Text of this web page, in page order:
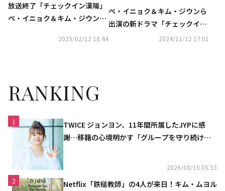
放送終了「チェックイン漢陽」
ペ・イニョク＆キム・ジウンら
2025/02/12 18:44
ペ・イニョク＆キム・ジウンら
出演の新ドラマ「チェックイン
漢陽」台本読み合わせ現場を公
2024/11/12 17:01
RANKING
1
TWICE ジョンヨン、11年間所属したJYPに感
謝…移籍の心境明かす「グループを守り続け
2026/08/10 05:53
2
Netflix「鉄槌教師」の4人が来日！キム・ムヨル